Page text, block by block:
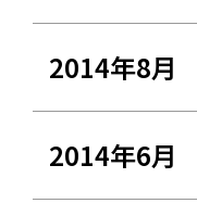
2014年8月
2014年6月